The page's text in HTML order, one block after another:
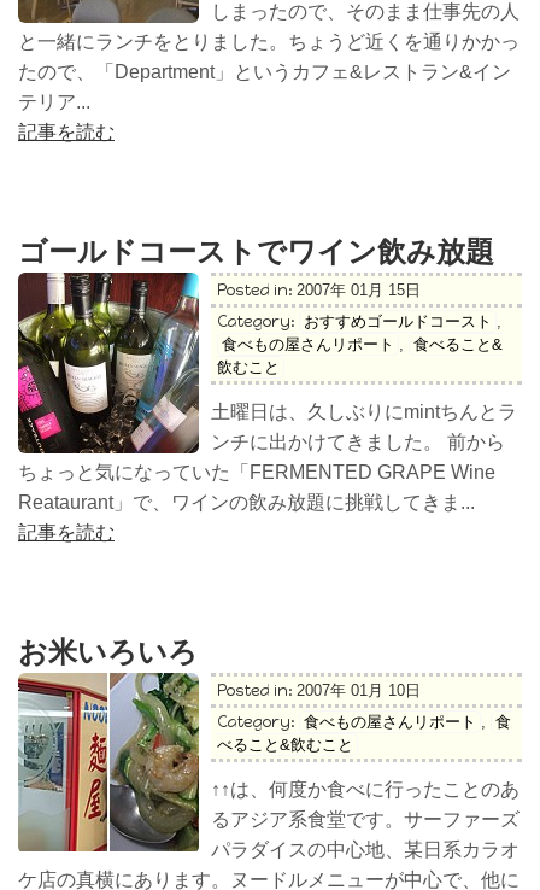
しまったので、そのまま仕事先の人
と一緒にランチをとりました。ちょうど近くを通りかかっ
たので、「Department」というカフェ&レストラン&イン
テリア...
記事を読む
ゴールドコーストでワイン飲み放題
Posted in: 2007年 01月 15日
Category: おすすめゴールドコースト ,
食べもの屋さんリポート , 食べること&
飲むこと
土曜日は、久しぶりにmintちんとラ
ンチに出かけてきました。 前から
ちょっと気になっていた「FERMENTED GRAPE Wine
Reataurant」で、ワインの飲み放題に挑戦してきま...
記事を読む
お米いろいろ
Posted in: 2007年 01月 10日
Category: 食べもの屋さんリポート , 食
べること&飲むこと
↑↑は、何度か食べに行ったことのあ
るアジア系食堂です。サーファーズ
パラダイスの中心地、某日系カラオ
ケ店の真横にあります。ヌードルメニューが中心で、他に